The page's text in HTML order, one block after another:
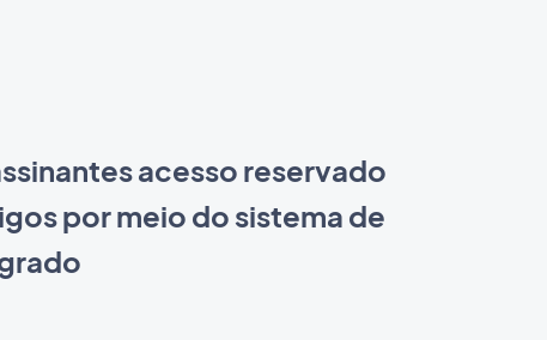
acesso reservado
por meio do sistema de